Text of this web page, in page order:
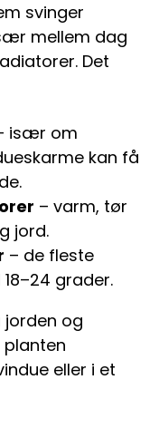
svinger
mellem dag
Det
især om
kan få
– varm, tør
jord.
– de fleste
grader.
og
planten
eller i et